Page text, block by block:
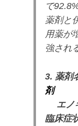
で
薬剤と
用薬が
強され
3. 薬剤
剤
エノ
臨床症